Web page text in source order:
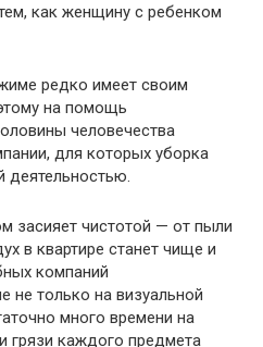
как женщину с ребенком
редко имеет своим
на помощь
человечества
для которых уборка
деятельностью.
засияет чистотой — от пыли
в квартире станет чище и
компаний
не только на визуальной
много времени на
грязи каждого предмета